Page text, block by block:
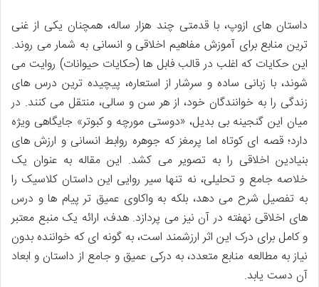
داستان های ازوپ، با قدمتی چند هزار ساله، همچنان یکی از غنی
ترین منابع برای آموزش مفاهیم اخلاقی و انسانی به شمار می روند.
این حکایات که اغلب در قالب فابل ها (حکایات حیوانات) روایت می
شوند، با زبانی ساده و سرشار از استعاره، پیچیده ترین درس های
زندگی را به خوانندگان خود، از هر سن و سالی، منتقل می کنند. در
میان این گنجینه بی بدیل، «دوستی مورچه و کبوتر» جایگاهی ویژه
دارد؛ قصه ای کوتاه اما پرمغز که جوهره روابط انسانی و ارزش های
بنیادین اخلاقی را به تصویر می کشد. این مقاله به عنوان یک
خلاصه جامع و تحلیلی، نه تنها سیر روایی این داستان کلاسیک را
به تفصیل شرح می دهد، بلکه به واکاوی عمیق تر پیام ها و درس
های اخلاقی نهفته در آن نیز می پردازد. هدف، ارائه یک منبع معتبر
و کامل برای درک این اثر ارزشمند است، به گونه ای که خواننده بدون
نیاز به مطالعه منابع متعدد، به درکی عمیق و جامع از داستان و ابعاد
آن دست یابد.